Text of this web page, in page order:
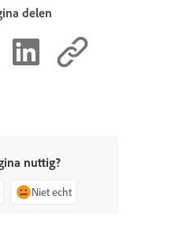
delen
nuttig?
Niet echt